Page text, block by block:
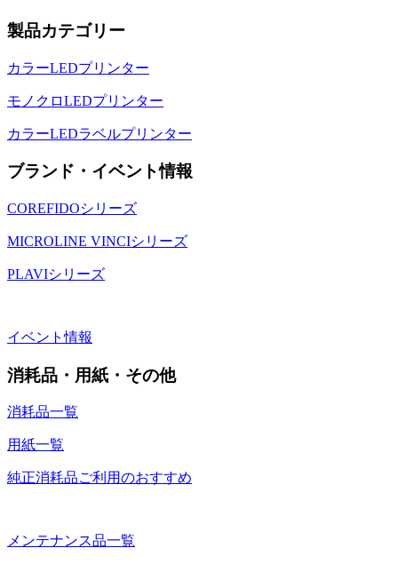
製品カテゴリー
カラーLEDプリンター
モノクロLEDプリンター
カラーLEDラベルプリンター
ブランド・イベント情報
COREFIDOシリーズ
MICROLINE VINCIシリーズ
PLAVIシリーズ
イベント情報
消耗品・用紙・その他
消耗品一覧
用紙一覧
純正消耗品ご利用のおすすめ
メンテナンス品一覧